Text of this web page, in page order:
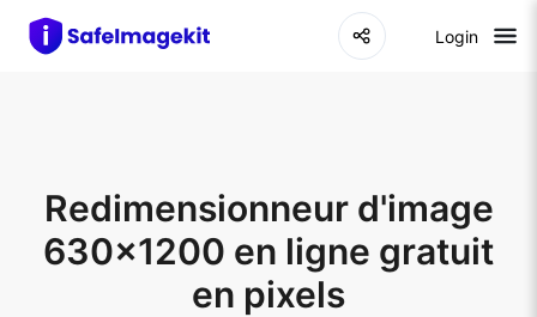
Login
Redimensionneur d'image
630x1200 en ligne gratuit
en pixels